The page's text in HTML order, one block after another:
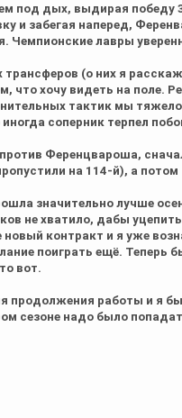
под дых, выдирая победу
и забегая наперед,
Чемпионские лавры
(о них я
что хочу видеть на поле.
тактик мы
соперник терпел
Ференцвароша,
на 114-й), а
значительно лучше
не хватило, дабы
новый контракт и я уже
поиграть ещё. Теперь
вот.
продолжения работы и я
сезоне надо было